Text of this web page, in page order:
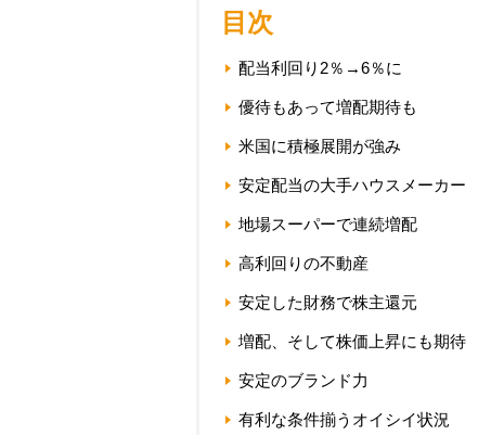
目次
配当利回り2％→6％に
優待もあって増配期待も
米国に積極展開が強み
安定配当の大手ハウスメーカー
地場スーパーで連続増配
高利回りの不動産
安定した財務で株主還元
増配、そして株価上昇にも期待
安定のブランド力
有利な条件揃うオイシイ状況